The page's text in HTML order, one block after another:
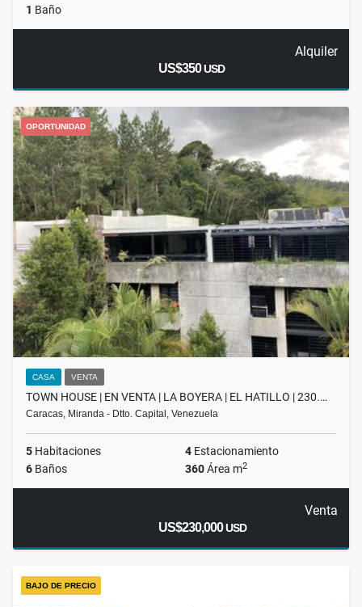
1 Baño
Alquiler
US$350USD
OPORTUNIDAD
CASA VENTA
TOWN HOUSE | EN VENTA | LA BOYERA | EL HATILLO | 230.…
Caracas, Miranda - Dtto. Capital, Venezuela
5 Habitaciones 4 Estacionamiento
6 Baños 360Área m2
Venta
US$230,000USD
BAJO DE PRECIO